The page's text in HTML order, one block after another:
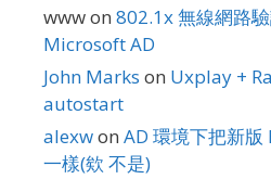
wwwon 802.1x 無線網路
Microsoft AD
John Marks on Uxplay +
autostart
alexwon AD 環境下把新
一樣(欸 不是)